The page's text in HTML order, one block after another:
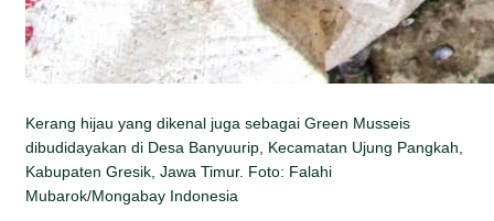
Kerang hijau yang dikenal juga sebagai Green Musseis
dibudidayakan di Desa Banyuurip, Kecamatan Ujung Pangkah,
Kabupaten Gresik, Jawa Timur. Foto: Falahi
Mubarok/Mongabay Indonesia